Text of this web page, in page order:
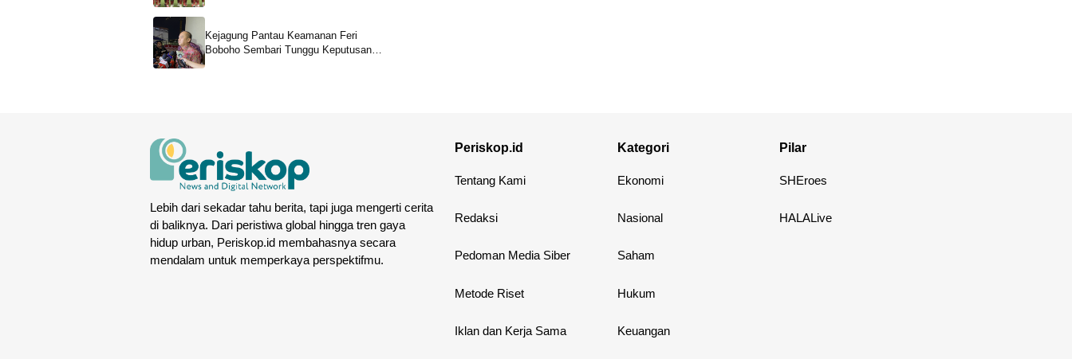
Kejagung Pantau Keamanan Feri
Boboho Sembari Tunggu Keputusan
Lebih dari sekadar tahu berita, tapi juga mengerti cerita
di baliknya. Dari peristiwa global hingga tren gaya
hidup urban, Periskop.id membahasnya secara
mendalam untuk memperkaya perspektifmu.
Periskop.id
Tentang Kami
Redaksi
Pedoman Media Siber
Metode Riset
Iklan dan Kerja Sama
Kategori
Ekonomi
Nasional
Saham
Hukum
Keuangan
Pilar
SHEroes
HALALive